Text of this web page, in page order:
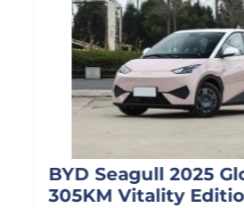
BYD Seagull 2025
305KM Vitality